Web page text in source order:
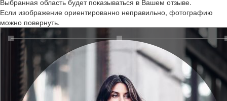
Если изображение ориентированно неправильно, фотографию
можно повернуть.